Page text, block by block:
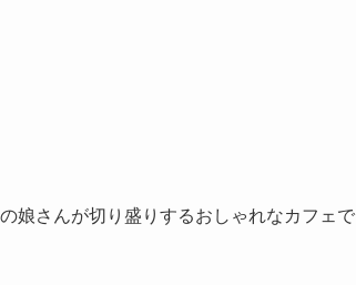
娘さんが切り盛りするおしゃれなカフェで